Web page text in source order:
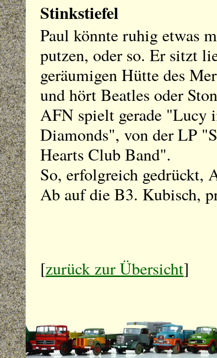
Stinkstiefel
Paul könnte ruhig etwas
putzen, oder so. Er sitzt
geräumigen Hütte des
und hört Beatles oder
AFN spielt gerade "Lucy
Diamonds", von der LP
Hearts Club Band".
So, erfolgreich gedrückt,
Ab auf die B3. Kubisch,
[zurück zur Übersicht]